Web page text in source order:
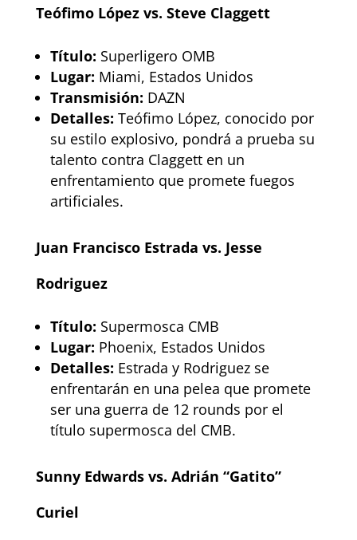
Teófimo López vs. Steve Claggett
Título: Superligero OMB
Lugar: Miami, Estados Unidos
Transmisión: DAZN
Detalles: Teófimo López, conocido por
su estilo explosivo, pondrá a prueba su
talento contra Claggett en un
enfrentamiento que promete fuegos
artificiales.
Juan Francisco Estrada vs. Jesse
Rodriguez
Título: Supermosca CMB
Lugar: Phoenix, Estados Unidos
Detalles: Estrada y Rodriguez se
enfrentarán en una pelea que promete
ser una guerra de 12 rounds por el
título supermosca del CMB.
Sunny Edwards vs. Adrián “Gatito”
Curiel